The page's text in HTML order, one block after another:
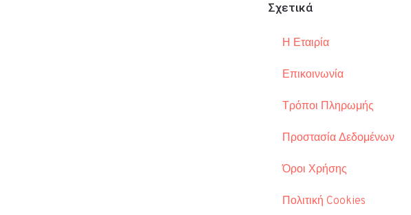
Σχετικά
Η Εταιρία
Επικοινωνία
Τρόποι Πληρωμής
Προστασία Δεδομένων
Όροι Χρήσης
Πολιτική Cookies